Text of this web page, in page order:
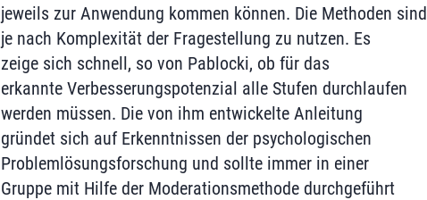
jeweils zur Anwendung kommen können. Die Methoden sind
je nach Komplexität der Fragestellung zu nutzen. Es
zeige sich schnell, so von Pablocki, ob für das
erkannte Verbesserungspotenzial alle Stufen durchlaufen
werden müssen. Die von ihm entwickelte Anleitung
gründet sich auf Erkenntnissen der psychologischen
Problemlösungsforschung und sollte immer in einer
Gruppe mit Hilfe der Moderationsmethode durchgeführt